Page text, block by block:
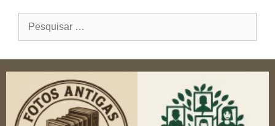
Pesquisar
por: